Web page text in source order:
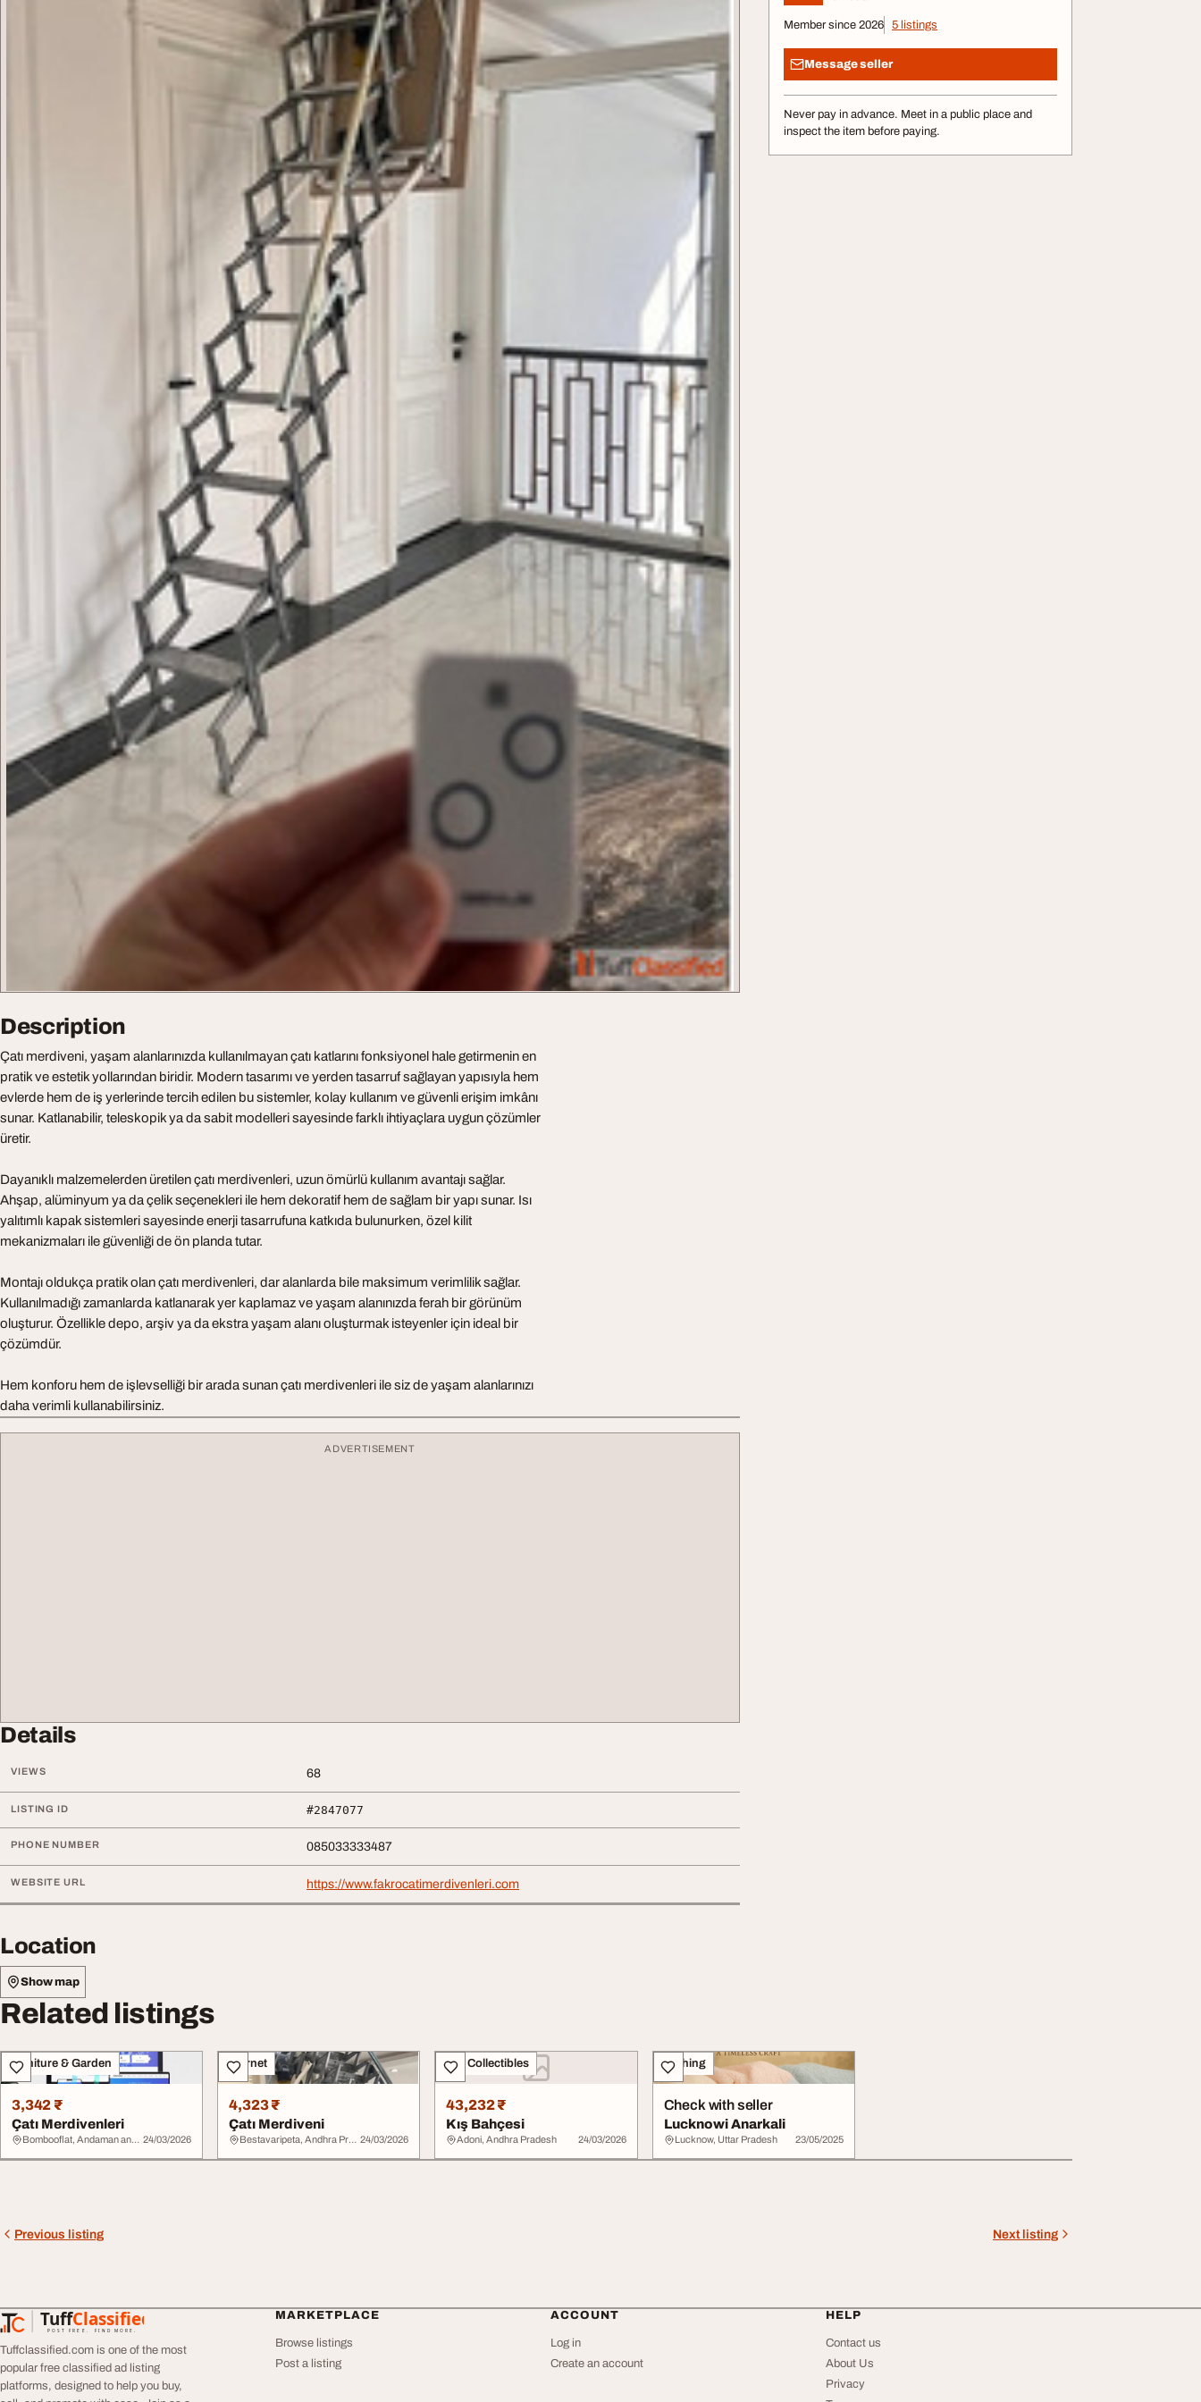
Member since 2026 5 listings
Message seller
Never pay in advance. Meet in a public place and
inspect the item before paying.
Description
Çatı merdiveni, yaşam alanlarınızda kullanılmayan çatı katlarını fonksiyonel hale getirmenin en
pratik ve estetik yollarından biridir. Modern tasarımı ve yerden tasarruf sağlayan yapısıyla hem
evlerde hem de iş yerlerinde tercih edilen bu sistemler, kolay kullanım ve güvenli erişim imkânı
sunar. Katlanabilir, teleskopik ya da sabit modelleri sayesinde farklı ihtiyaçlara uygun çözümler
üretir.
Dayanıklı malzemelerden üretilen çatı merdivenleri, uzun ömürlü kullanım avantajı sağlar.
Ahşap, alüminyum ya da çelik seçenekleri ile hem dekoratif hem de sağlam bir yapı sunar. Isı
yalıtımlı kapak sistemleri sayesinde enerji tasarrufuna katkıda bulunurken, özel kilit
mekanizmaları ile güvenliği de ön planda tutar.
Montajı oldukça pratik olan çatı merdivenleri, dar alanlarda bile maksimum verimlilik sağlar.
Kullanılmadığı zamanlarda katlanarak yer kaplamaz ve yaşam alanınızda ferah bir görünüm
oluşturur. Özellikle depo, arşiv ya da ekstra yaşam alanı oluşturmak isteyenler için ideal bir
çözümdür.
Hem konforu hem de işlevselliği bir arada sunan çatı merdivenleri ile siz de yaşam alanlarınızı
daha verimli kullanabilirsiniz.
ADVERTISEMENT
Details
VIEWS 68
LISTING ID #2847077
PHONE NUMBER 085033333487
WEBSITE URL https://www.fakrocatimerdivenleri.com
Location
Show map
Related listings
Furniture & Garden
3,342 ₹
Çatı Merdivenleri
Bombooflat, Andaman and Nicobar Islands 24/03/2026
Internet
4,323 ₹
Çatı Merdiveni
Bestavaripeta, Andhra Pradesh 24/03/2026
Art - Collectibles
43,232 ₹
Kış Bahçesi
Adoni, Andhra Pradesh 24/03/2026
Clothing
Check with seller
Lucknowi Anarkali
Lucknow, Uttar Pradesh 23/05/2025
Previous listing Next listing
TuffClassified
POST FREE. FIND MORE.
TuffClassified
Tuffclassified.com is one of the most
popular free classified ad listing
platforms, designed to help you buy,
MARKETPLACE
Browse listings
Post a listing
ACCOUNT
Log in
Create an account
HELP
Contact us
About Us
Privacy